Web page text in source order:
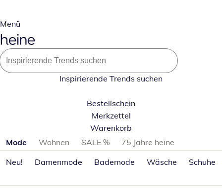
Menü
Inspirierende Trends suchen
Bestellschein
Merkzettel
Warenkorb
Produktkategorien überspringen
Mode Wohnen SALE %
75 Jahre heine
Neu!
Damenmode Bademode Wäsche Schuhe